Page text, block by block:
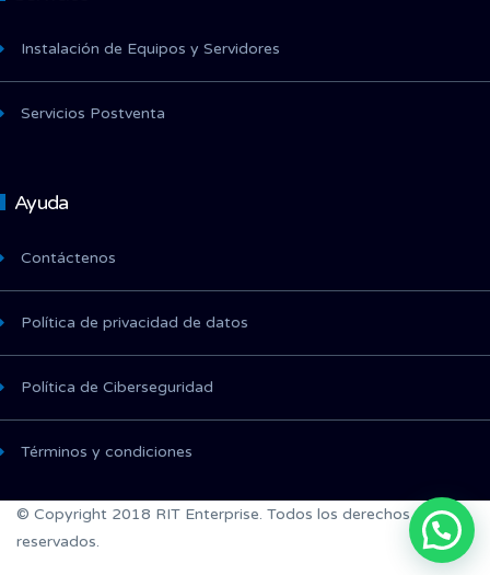
Instalación de Equipos y Servidores
Servicios Postventa
Ayuda
Contáctenos
Política de privacidad de datos
Política de Ciberseguridad
Términos y condiciones
© Copyright 2018 RIT Enterprise. Todos los derechos
reservados.